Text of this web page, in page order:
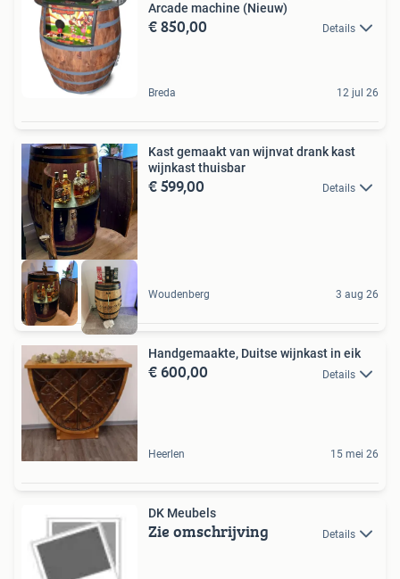
Arcade machine (Nieuw)
€ 850,00 Details
Breda 12 jul 26
Kast gemaakt van wijnvat drank kast
wijnkast thuisbar
€ 599,00 Details
Woudenberg 3 aug 26
Handgemaakte, Duitse wijnkast in eik
€ 600,00 Details
Heerlen 15 mei 26
DK Meubels
Zie omschrijving Details